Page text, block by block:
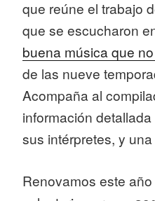
que reúne el trabajo
que se escucharon
buena música que
de las nueve
Acompaña al
información
sus intérpretes, y
Renovamos este